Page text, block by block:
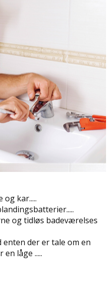
kar.....
og tidløs badeværelses
enten der er tale om en
låge .....